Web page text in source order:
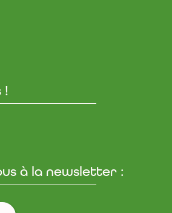
!
à la newsletter :